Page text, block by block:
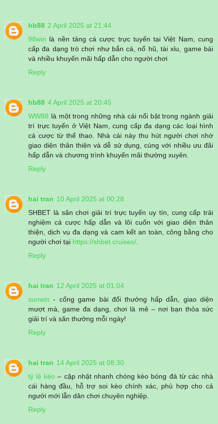
hb88 2 April 2025 at 21:44
98win là nền tảng cá cược trực tuyến tại Việt Nam, cung
cấp đa dạng trò chơi như bắn cá, nổ hũ, tài xỉu, game bài
và nhiều khuyến mãi hấp dẫn cho người chơi
Reply
hb88 4 April 2025 at 20:45
WW88 là một trong những nhà cái nổi bật trong ngành giải
trí trực tuyến ở Việt Nam, cung cấp đa dạng các loại hình
cá cược từ thể thao. Nhà cái này thu hút người chơi nhờ
giao diện thân thiện và dễ sử dụng, cùng với nhiều ưu đãi
hấp dẫn và chương trình khuyến mãi thường xuyên.
Reply
hai tran 10 April 2025 at 00:28
SHBET là sân chơi giải trí trực tuyến uy tín, cung cấp trải
nghiệm cá cược hấp dẫn và lôi cuốn với giao diện thân
thiện, dịch vụ đa dạng và cam kết an toàn, công bằng cho
người chơi tại https://shbet.cruises/.
Reply
hai tran 12 April 2025 at 01:04
sunwin - cổng game bài đổi thưởng hấp dẫn, giao diện
mượt mà, game đa dạng, chơi là mê – nơi bạn thỏa sức
giải trí và săn thưởng mỗi ngày!
Reply
hai tran 14 April 2025 at 08:30
tỷ lệ kèo – cập nhật nhanh chóng kèo bóng đá từ các nhà
cái hàng đầu, hỗ trợ soi kèo chính xác, phù hợp cho cả
người mới lẫn dân chơi chuyên nghiệp.
Reply